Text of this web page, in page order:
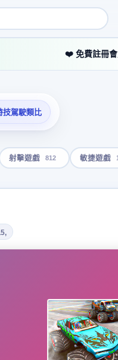
❤️ 免費註冊會
技駕駛類比
射擊遊戲 812 敏捷遊戲